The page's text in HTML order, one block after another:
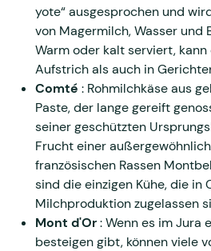
yote“ ausgesprochen und
von Magermilch, Wasser und
Warm oder kalt serviert, kann
Aufstrich als auch in
Comté : Rohmilchkäse aus
Paste, der lange gereift
seiner geschützten
Frucht einer
französischen Rassen
sind die einzigen Kühe, die in
Milchproduktion zugelassen
Mont d'Or: Wenn es im Jura
besteigen gibt, können viele